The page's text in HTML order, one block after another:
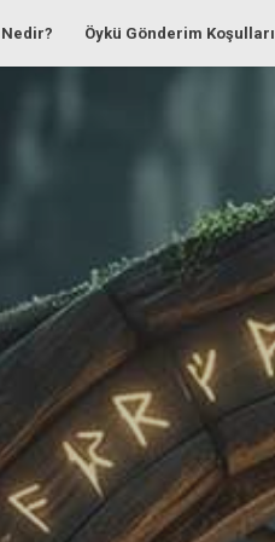
Nedir? Öykü Gönderim Koşulları